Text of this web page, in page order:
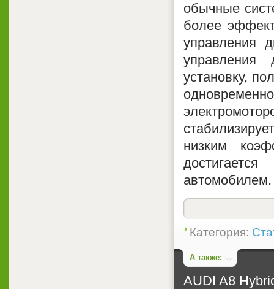
обычные
более
управления
управления
установку,
низким
автомобилем.
Категория:
А также:
AUDI A8